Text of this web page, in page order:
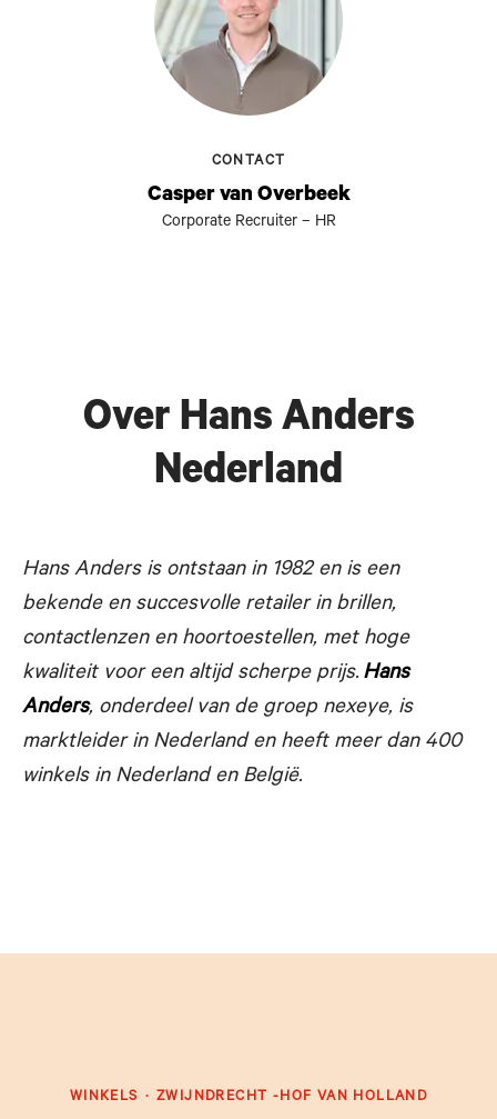
CONTACT
Casper van Overbeek
Corporate Recruiter – HR
Over Hans Anders
Nederland
Hans Anders is ontstaan in 1982 en is een
bekende en succesvolle retailer in brillen,
contactlenzen en hoortoestellen, met hoge
kwaliteit voor een altijd scherpe prijs. Hans
Anders, onderdeel van de groep nexeye, is
marktleider in Nederland en heeft meer dan 400
winkels in Nederland en België.
WINKELS · ZWIJNDRECHT -HOF VAN HOLLAND